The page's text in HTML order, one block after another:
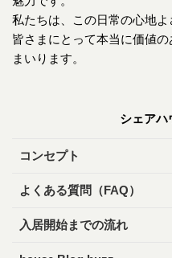
私たちは、この日常の心地
皆さまにとって本当に価値
まいります。
シェアハ
コンセプト
よくある質問（FAQ）
入居開始までの流れ